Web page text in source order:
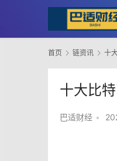
首页 链资讯 十
十大比
巴适财经 •